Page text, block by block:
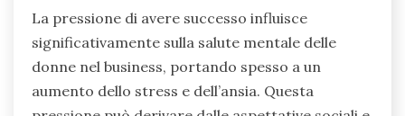
ciclo di stress e isolamento.
In che modo la pressione di avere
successo influisce sulle donne nel